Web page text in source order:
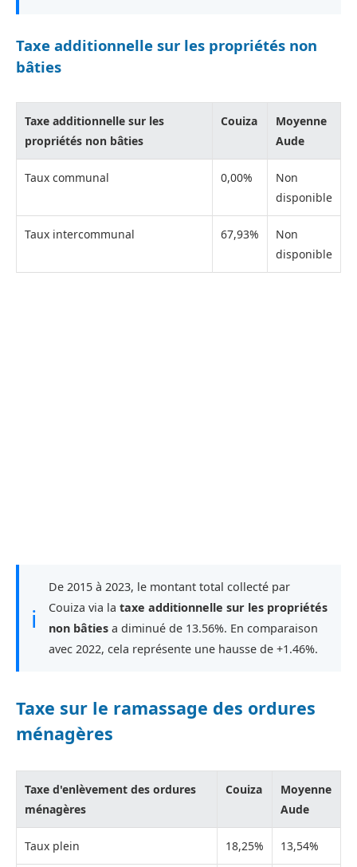
Taxe additionnelle sur les propriétés non
bâties
Taxe additionnelle sur les
propriétés non bâties
Couiza
Moyenne
Aude
Taux communal 0,00%
Non
disponible
Taux intercommunal 67,93%
Non
disponible
ℹ
De 2015 à 2023, le montant total collecté par
Couiza via la taxe additionnelle sur les propriétés
non bâties a diminué de 13.56%. En comparaison
avec 2022, cela représente une hausse de +1.46%.
Taxe sur le ramassage des ordures
ménagères
Taxe d'enlèvement des ordures
ménagères
Couiza
Moyenne
Aude
Taux plein 18,25% 13,54%